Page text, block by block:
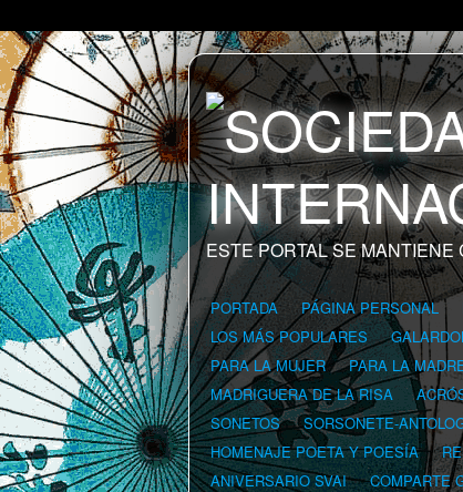
ESTE PORTAL SE
PORTADA PÁGINA PERSONAL
LOS MÁS POPULARES
PARA LA MUJER
PARA LA
MADRIGUERA DE LA RISA
SONETOS
SORSONETE-
HOMENAJE POETA Y POESÍA
ANIVERSARIO SVAI
COMPARTE